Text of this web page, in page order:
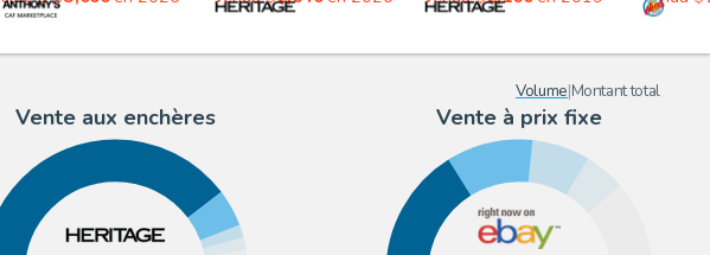
Volume|Montant total
Vente aux enchères Vente à prix fixe